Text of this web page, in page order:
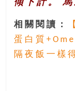
傾下計。 馬
相關閱讀：
蛋白質
隔夜飯一樣